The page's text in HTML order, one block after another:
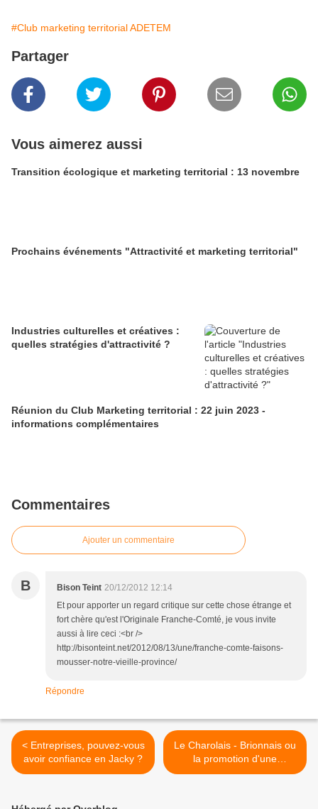
#Club marketing territorial ADETEM
Partager
Vous aimerez aussi
Transition écologique et marketing territorial : 13 novembre
Prochains événements "Attractivité et marketing territorial"
Industries culturelles et créatives :
quelles stratégies d'attractivité ?
Réunion du Club Marketing territorial : 22 juin 2023 -
informations complémentaires
Commentaires
Ajouter un commentaire
B Bison Teint 20/12/2012 12:14
Et pour apporter un regard critique sur cette chose étrange et
fort chère qu'est l'Originale Franche-Comté, je vous invite
aussi à lire ceci :<br />
http://bisonteint.net/2012/08/13/une/franche-comte-faisons-
mousser-notre-vieille-province/
Répondre
< Entreprises, pouvez-vous
avoir confiance en Jacky ?
Le Charolais - Brionnais ou
la promotion d'une
destination economique >